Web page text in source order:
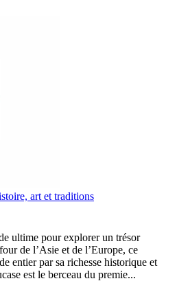
art et traditions
ultime pour explorer un trésor
de l’Asie et de l’Europe, ce
entier par sa richesse historique et
est le berceau du premie...